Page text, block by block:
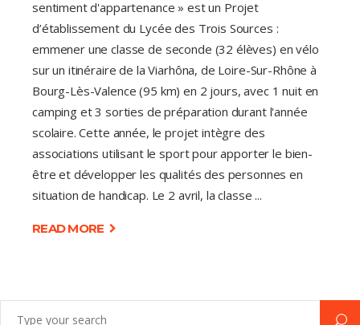
sentiment d'appartenance » est un Projet
d’établissement du Lycée des Trois Sources :
emmener une classe de seconde (32 élèves) en vélo
sur un itinéraire de la Viarhôna, de Loire-Sur-Rhône à
Bourg-Lès-Valence (95 km) en 2 jours, avec 1 nuit en
camping et 3 sorties de préparation durant l'année
scolaire. Cette année, le projet intègre des
associations utilisant le sport pour apporter le bien-
être et développer les qualités des personnes en
situation de handicap. Le 2 avril, la classe
READ MORE